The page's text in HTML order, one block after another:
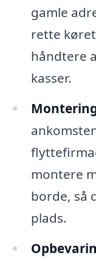
gamle
rette
håndtere
kasser.
montere
borde, så
plads.